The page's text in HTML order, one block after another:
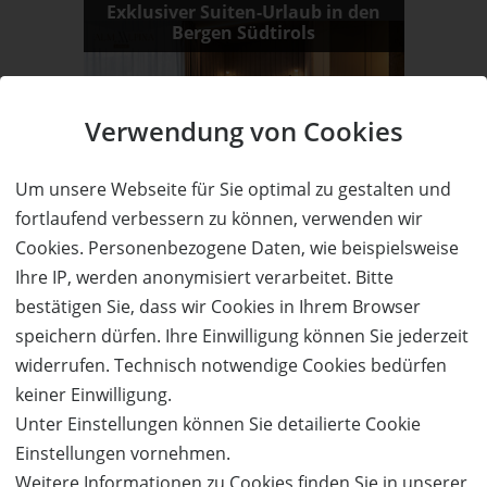
Verwendung von Cookies
Um unsere Webseite für Sie optimal zu gestalten und
fortlaufend verbessern zu können, verwenden wir
Cookies. Personenbezogene Daten, wie beispielsweise
Ihre IP, werden anonymisiert verarbeitet. Bitte
bestätigen Sie, dass wir Cookies in Ihrem Browser
speichern dürfen. Ihre Einwilligung können Sie jederzeit
widerrufen. Technisch notwendige Cookies bedürfen
keiner Einwilligung.
Unter Einstellungen können Sie detailierte Cookie
Einstellungen vornehmen.
Exklusiver Suiten-Urlaub in den
Bergen Südtirols
WEITERE DETAILS BESTELLEN
900,- € 450,- €
Verfügbar:
6
Versand:
3,50 €
Hotel Luisenpark & Hotel Luise
3 Übernachtungen für 2 Personen
an der Südlichen Weinstraße zum
halben Preis!